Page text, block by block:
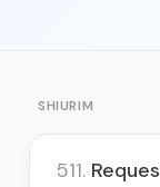
SHIURIM
511.